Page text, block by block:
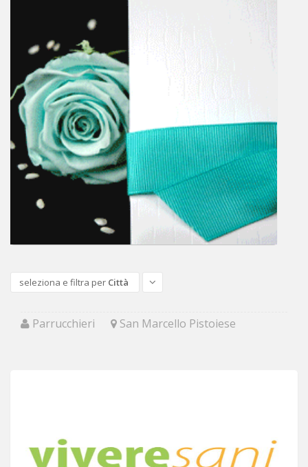
seleziona e filtra per Città
Parrucchieri San Marcello Pistoiese